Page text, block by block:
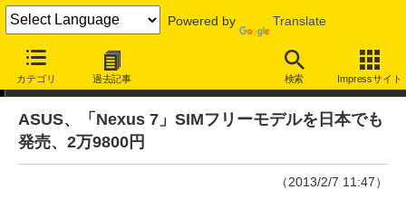
Powered by Translate
カテゴリ 過去記事 検索 Impressサイト
ニュース
ASUS、「Nexus 7」SIMフリーモデルを日本でも
発売、2万9800円
（2013/2/7 11:47）